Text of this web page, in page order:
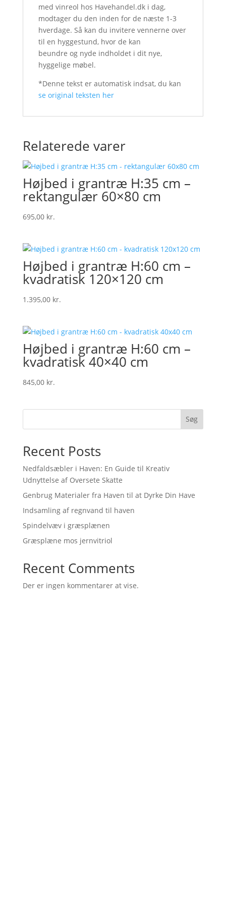
med vinreol hos Havehandel.dk i dag,
modtager du den inden for de næste 1-3
hverdage. Så kan du invitere vennerne over
til en hyggestund, hvor de kan
beundre og nyde indholdet i dit nye,
hyggelige møbel.
*Denne tekst er automatisk indsat, du kan
se original teksten her
Relaterede varer
Højbed i grantræ H:35 cm –
rektangulær 60×80 cm
695,00 kr.
Højbed i grantræ H:60 cm –
kvadratisk 120×120 cm
1.395,00 kr.
Højbed i grantræ H:60 cm –
kvadratisk 40×40 cm
845,00 kr.
Søg
Recent Posts
Nedfaldsæbler i Haven: En Guide til Kreativ
Udnyttelse af Oversete Skatte
Genbrug Materialer fra Haven til at Dyrke Din Have
Indsamling af regnvand til haven
Spindelvæv i græsplænen
Græsplæne mos jernvitriol
Recent Comments
Der er ingen kommentarer at vise.